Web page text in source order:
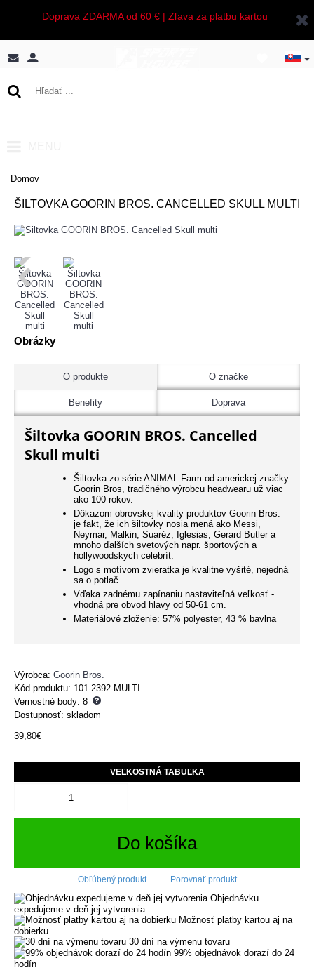
Doprava ZDARMA od 60 € | Zľava za platbu kartou
Domov
ŠILTOVKA GOORIN BROS. CANCELLED SKULL MULTI
Obrázky
O produkte O značke
Benefity Doprava
Šiltovka GOORIN BROS. Cancelled
Skull multi
Šiltovka zo série ANIMAL Farm od americkej značky
Goorin Bros, tradičného výrobcu headwearu už viac
ako 100 rokov.
Dôkazom obrovskej kvality produktov Goorin Bros.
je fakt, že ich šiltovky nosia mená ako Messi,
Neymar, Malkin, Suaréz, Iglesias, Gerard Butler a
mnoho ďalších svetových napr. športových a
hollywoodskych celebrít.
Logo s motívom zvieratka je kvalitne vyšité, nejedná
sa o potlač.
Vďaka zadnému zapínaniu nastaviteľná veľkosť -
vhodná pre obvod hlavy od 50-61 cm.
Materiálové zloženie: 57% polyester, 43 % bavlna
Výrobca: Goorin Bros.
Kód produktu: 101-2392-MULTI
Vernostné body: 8
Dostupnosť: skladom
39,80€
VEĽKOSTNÁ TABUĽKA
Do košíka
Obľúbený produkt Porovnať produkt
Objednávku
expedujeme v deň jej vytvorenia
Možnosť platby kartou aj na
dobierku
30 dní na výmenu tovaru
99% objednávok dorazí do 24
hodín